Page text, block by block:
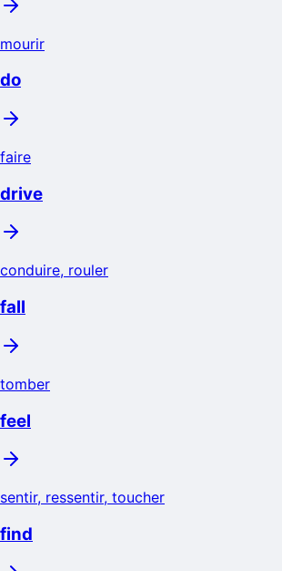
mourir
do
faire
drive
conduire, rouler
fall
tomber
feel
sentir, ressentir, toucher
find